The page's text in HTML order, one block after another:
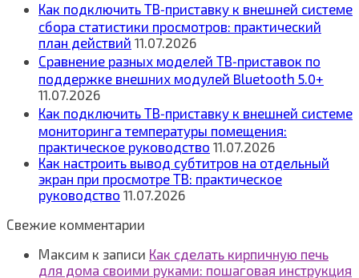
Как подключить ТВ‑приставку к внешней системе
сбора статистики просмотров: практический
план действий 11.07.2026
Сравнение разных моделей ТВ‑приставок по
поддержке внешних модулей Bluetooth 5.0+
11.07.2026
Как подключить ТВ‑приставку к внешней системе
мониторинга температуры помещения:
практическое руководство 11.07.2026
Как настроить вывод субтитров на отдельный
экран при просмотре ТВ: практическое
руководство 11.07.2026
Свежие комментарии
Максим к записи Как сделать кирпичную печь
для дома своими руками: пошаговая инструкция